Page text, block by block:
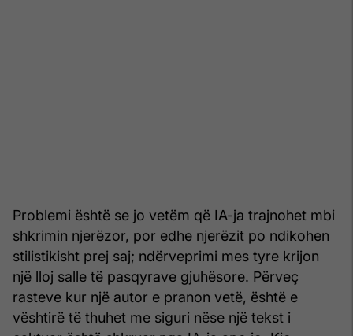
Problemi është se jo vetëm që IA-ja trajnohet mbi
shkrimin njerëzor, por edhe njerëzit po ndikohen
stilistikisht prej saj; ndërveprimi mes tyre krijon
një lloj salle të pasqyrave gjuhësore. Përveç
rasteve kur një autor e pranon vetë, është e
vështirë të thuhet me siguri nëse një tekst i